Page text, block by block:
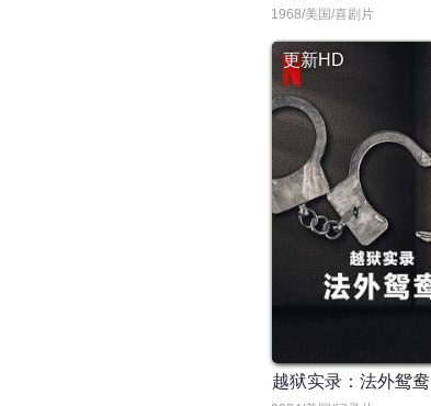
1968/美国/喜剧片
更新HD
越狱实录：法外鸳鸯